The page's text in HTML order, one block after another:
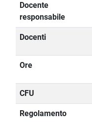
Docente
responsabile
Docenti
Ore
CFU
Regolamento